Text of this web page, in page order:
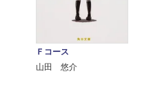
Ｆコース
山田 悠介